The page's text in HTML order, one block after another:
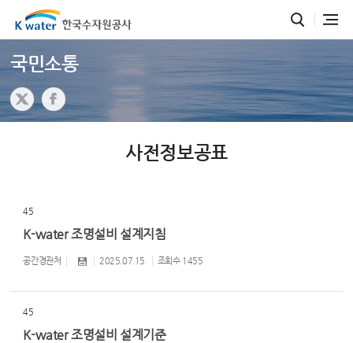
국민소통
사전정보공표
45
K-water 조명설비 설계지침
공간경관처 2025.07.15 조회수 1455
45
K-water 조명설비 설계기준